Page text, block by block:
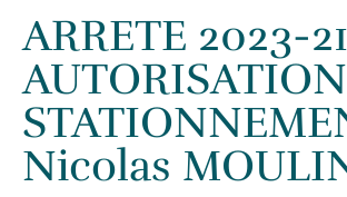
STATIONNEMENT Nicolas MOULIN
ARRETE 2023-21
Nicolas